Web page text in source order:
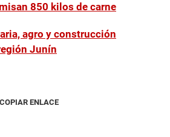
850 kilos de carne
agro y construcción
Junín
COPIAR ENLACE